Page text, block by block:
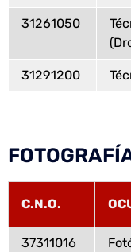
31261050
31291200
C.N.O.
37311016